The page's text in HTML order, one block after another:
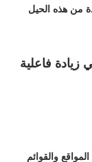
من هذه الحيل
في زيادة فاعلية
والقوائم